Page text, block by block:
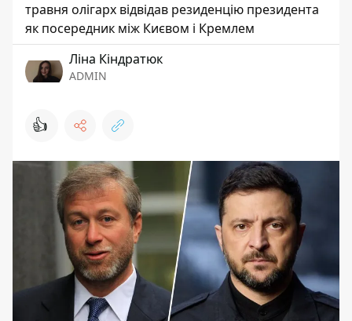
травня олігарх відвідав резиденцію президента
як посередник між Києвом і Кремлем
Ліна Кіндратюк
ADMIN
👍